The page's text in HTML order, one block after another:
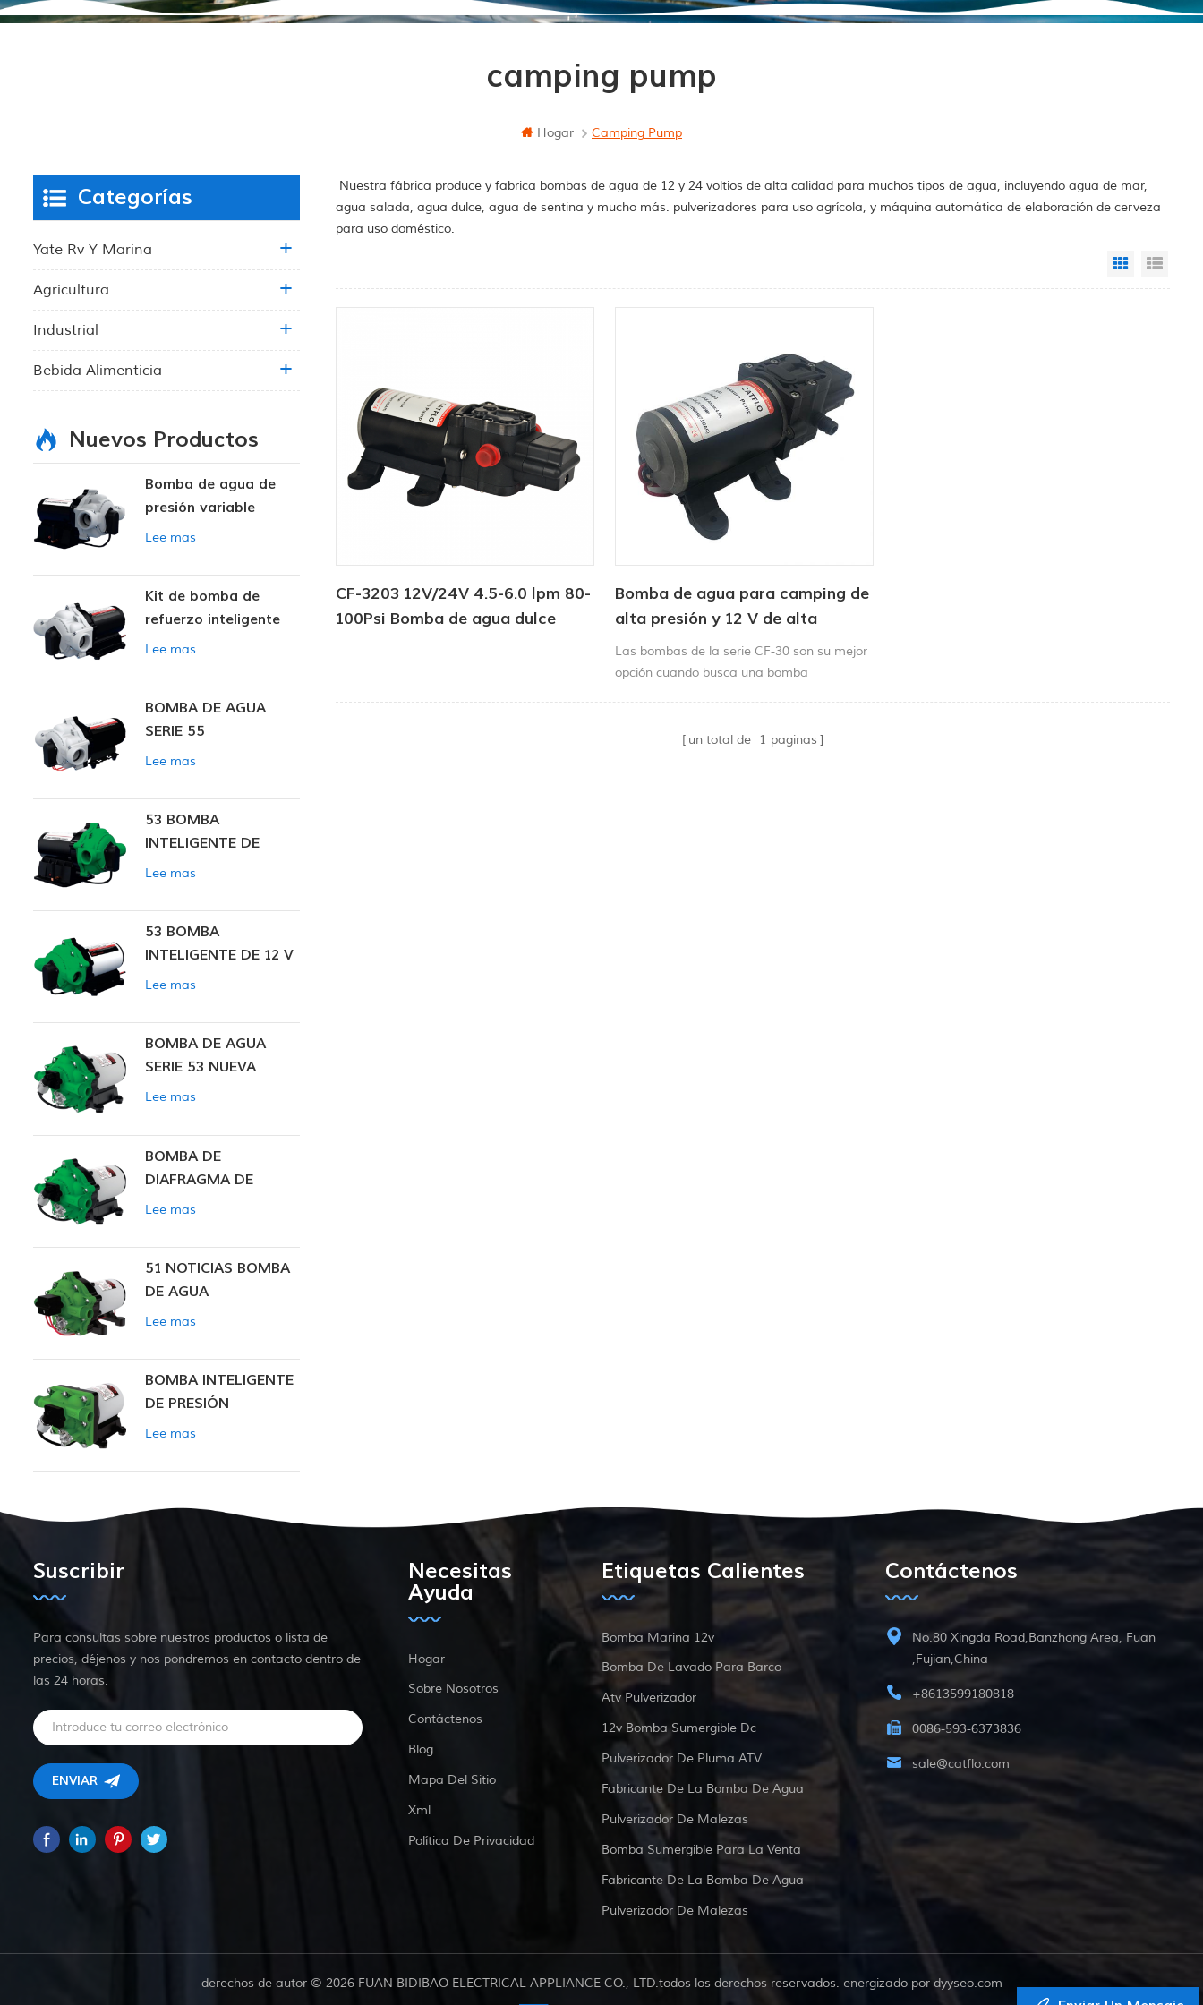
camping pump
Hogar Camping Pump
Nuestra fábrica produce y fabrica bombas de agua de 12 y 24 voltios de alta calidad para muchos tipos de agua, incluyendo agua de mar,
agua salada, agua dulce, agua de sentina y mucho más. pulverizadores para uso agrícola, y máquina automática de elaboración de cerveza
para uso doméstico.
Grid View
CF-3203 12V/24V 4.5-6.0 lpm 80-
100Psi Bomba de agua dulce
Bomba de agua para camping de
alta presión y 12 V de alta
calidad
Las bombas de la serie CF-30 son su mejor
opción cuando busca una bomba
CCPuede lograr un rendimiento de
un total de 1 paginas
Categorías
Yate Rv Y Marina
Agricultura
Industrial
Bebida Alimenticia
Nuevos Productos
Bomba de agua de
presión variable
inteligente
Lee mas
Kit de bomba de
refuerzo inteligente
Lee mas
BOMBA DE AGUA
SERIE 55
Lee mas
53 BOMBA
INTELIGENTE DE
PRESIÓN CONSTANTE
Lee mas
53 BOMBA
INTELIGENTE DE 12 V
CC DE PRESIÓN
Lee mas
BOMBA DE AGUA
SERIE 53 NUEVA
Lee mas
BOMBA DE
DIAFRAGMA DE
PRESIÓN CONSTANTE
Lee mas
51 NOTICIAS BOMBA
DE AGUA
Lee mas
BOMBA INTELIGENTE
DE PRESIÓN
CONSTANTE SERIE
Lee mas
Suscribir
Para consultas sobre nuestros productos o lista de
precios, déjenos y nos pondremos en contacto dentro de
las 24 horas.
Necesitas
Ayuda
Hogar
Sobre Nosotros
Contáctenos
Blog
Mapa Del Sitio
Xml
Política De Privacidad
Etiquetas Calientes
Bomba Marina 12v
Bomba De Lavado Para Barco
Atv Pulverizador
12v Bomba Sumergible Dc
Pulverizador De Pluma ATV
Fabricante De La Bomba De Agua
Pulverizador De Malezas
Bomba Sumergible Para La Venta
Fabricante De La Bomba De Agua
Pulverizador De Malezas
Contáctenos
No.80 Xingda Road,Banzhong Area, Fuan
,Fujian,China
+8613599180818
0086-593-6373836
sale@catflo.com
derechos de autor © 2026 FUAN BIDIBAO ELECTRICAL APPLIANCE CO., LTD.todos los derechos reservados. energizado por dyyseo.com